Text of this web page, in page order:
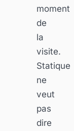
moment
de
la
visite.
Statique
ne
veut
pas
dire